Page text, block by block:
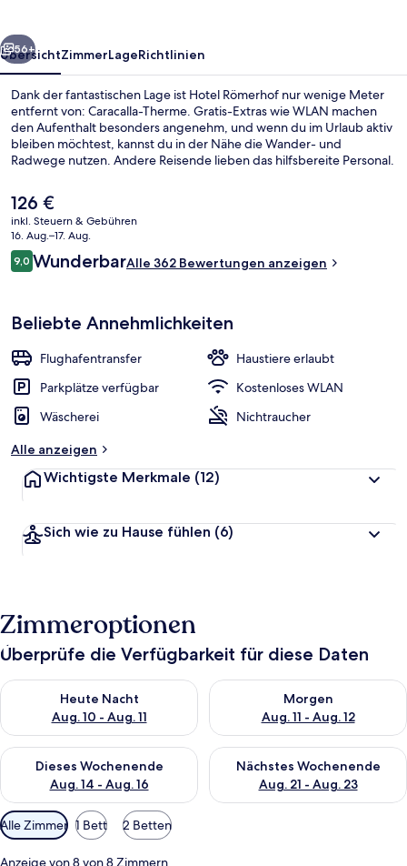
Weiter
56+
ÜbersichtZimmerLageRichtlinien
Dank der fantastischen Lage ist Hotel Römerhof nur wenige Meter
entfernt von: Caracalla-Therme. Gratis-Extras wie WLAN machen
den Aufenthalt besonders angenehm, und wenn du im Urlaub aktiv
bleiben möchtest, kannst du in der Nähe die Wander- und
Radwege nutzen. Andere Reisende lieben das hilfsbereite Personal.
Der
aktuelle
Preis
beträgt
126 €.
126 €
inkl. Steuern & Gebühren
16. Aug.–17. Aug.
Bewertungen
9,09,0 von 10.
WunderbarAlle 362 Bewertungen anzeigen
Beliebte Annehmlichkeiten
Flughafentransfer
Haustiere erlaubt
Parkplätze verfügbar
Kostenloses WLAN
Wäscherei
Nichtraucher
Alle anzeigen
Wichtigste Merkmale (12)
Sich wie zu Hause fühlen (6)
Zimmeroptionen
Überprüfe die Verfügbarkeit für diese Daten
Heute Nacht
Aug. 10 - Aug. 11
Überprüfe die Verfügbarkeit für heute Nacht, Aug. 10 - Aug.
Morgen
Aug. 11 - Aug. 12
Überprüfe die Verfügbarkeit
Dieses Wochenende
Aug. 14 - Aug. 16
Überprüfe die Verfügbarkeit für dieses Wochenende, Aug. 14
Nächstes Wochenende
Aug. 21 - Aug. 23
Überprüfe die Verfügbarkeit
Verfügbare
Filter
für
Alle Zimmer 1 Bett 2 Betten
Anzeige von 8 von 8 Zimmern